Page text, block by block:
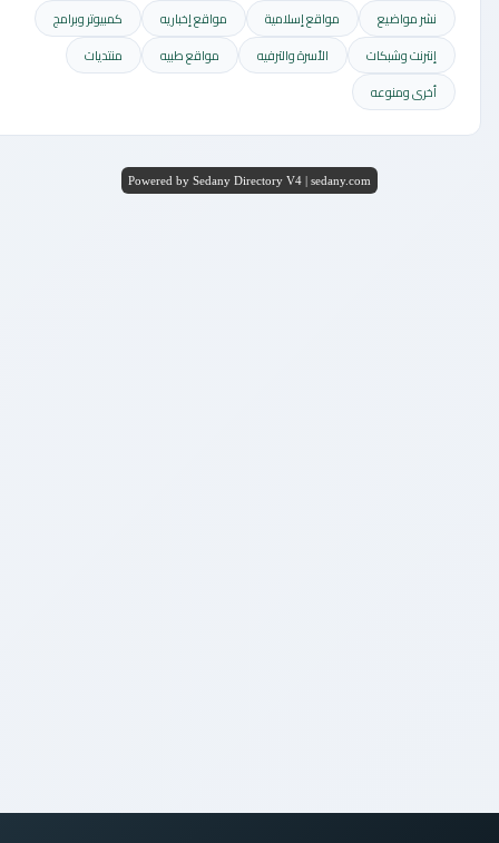
نشر مواضيع مواقع إسلامية مواقع إخباريه
كمبيوتر وبرامج
إنترنت وشبكات
الأسرة والترفيه مواقع طبيه
منتديات
أخرى ومنوعه
Powered by Sedany Directory V4 | sedany.com